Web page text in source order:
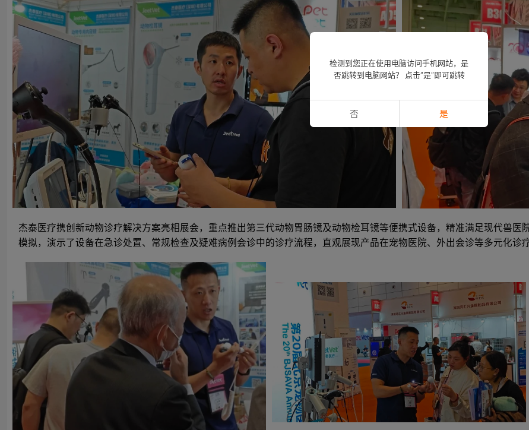
杰泰医疗携创新动物诊疗解决方案亮相展会，重点推出第三代动物胃肠镜及动物检耳镜等便携式设备，精准满足现代兽
模拟，演示了设备在急诊处置、常规检查及疑难病例会诊中的诊疗流程，直观展现产品在宠物医院、外出会诊等多元化诊
检测到您正在使用电脑访问手机网站，是
否跳转到电脑网站？ 点击“是”即可跳转
否 是